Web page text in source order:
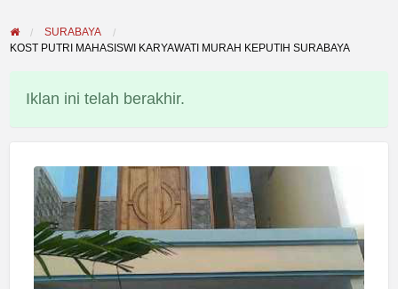
SURABAYA
KOST PUTRI MAHASISWI KARYAWATI MURAH KEPUTIH SURABAYA
Iklan ini telah berakhir.